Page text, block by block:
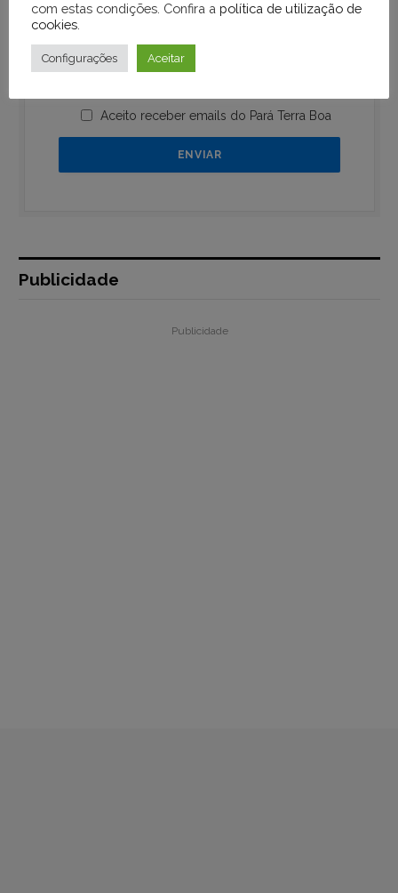
Aceito receber emails do Pará Terra Boa
Publicidade
Publicidade
com estas condições. Confira a política de utilização de
cookies
Configurações Aceitar